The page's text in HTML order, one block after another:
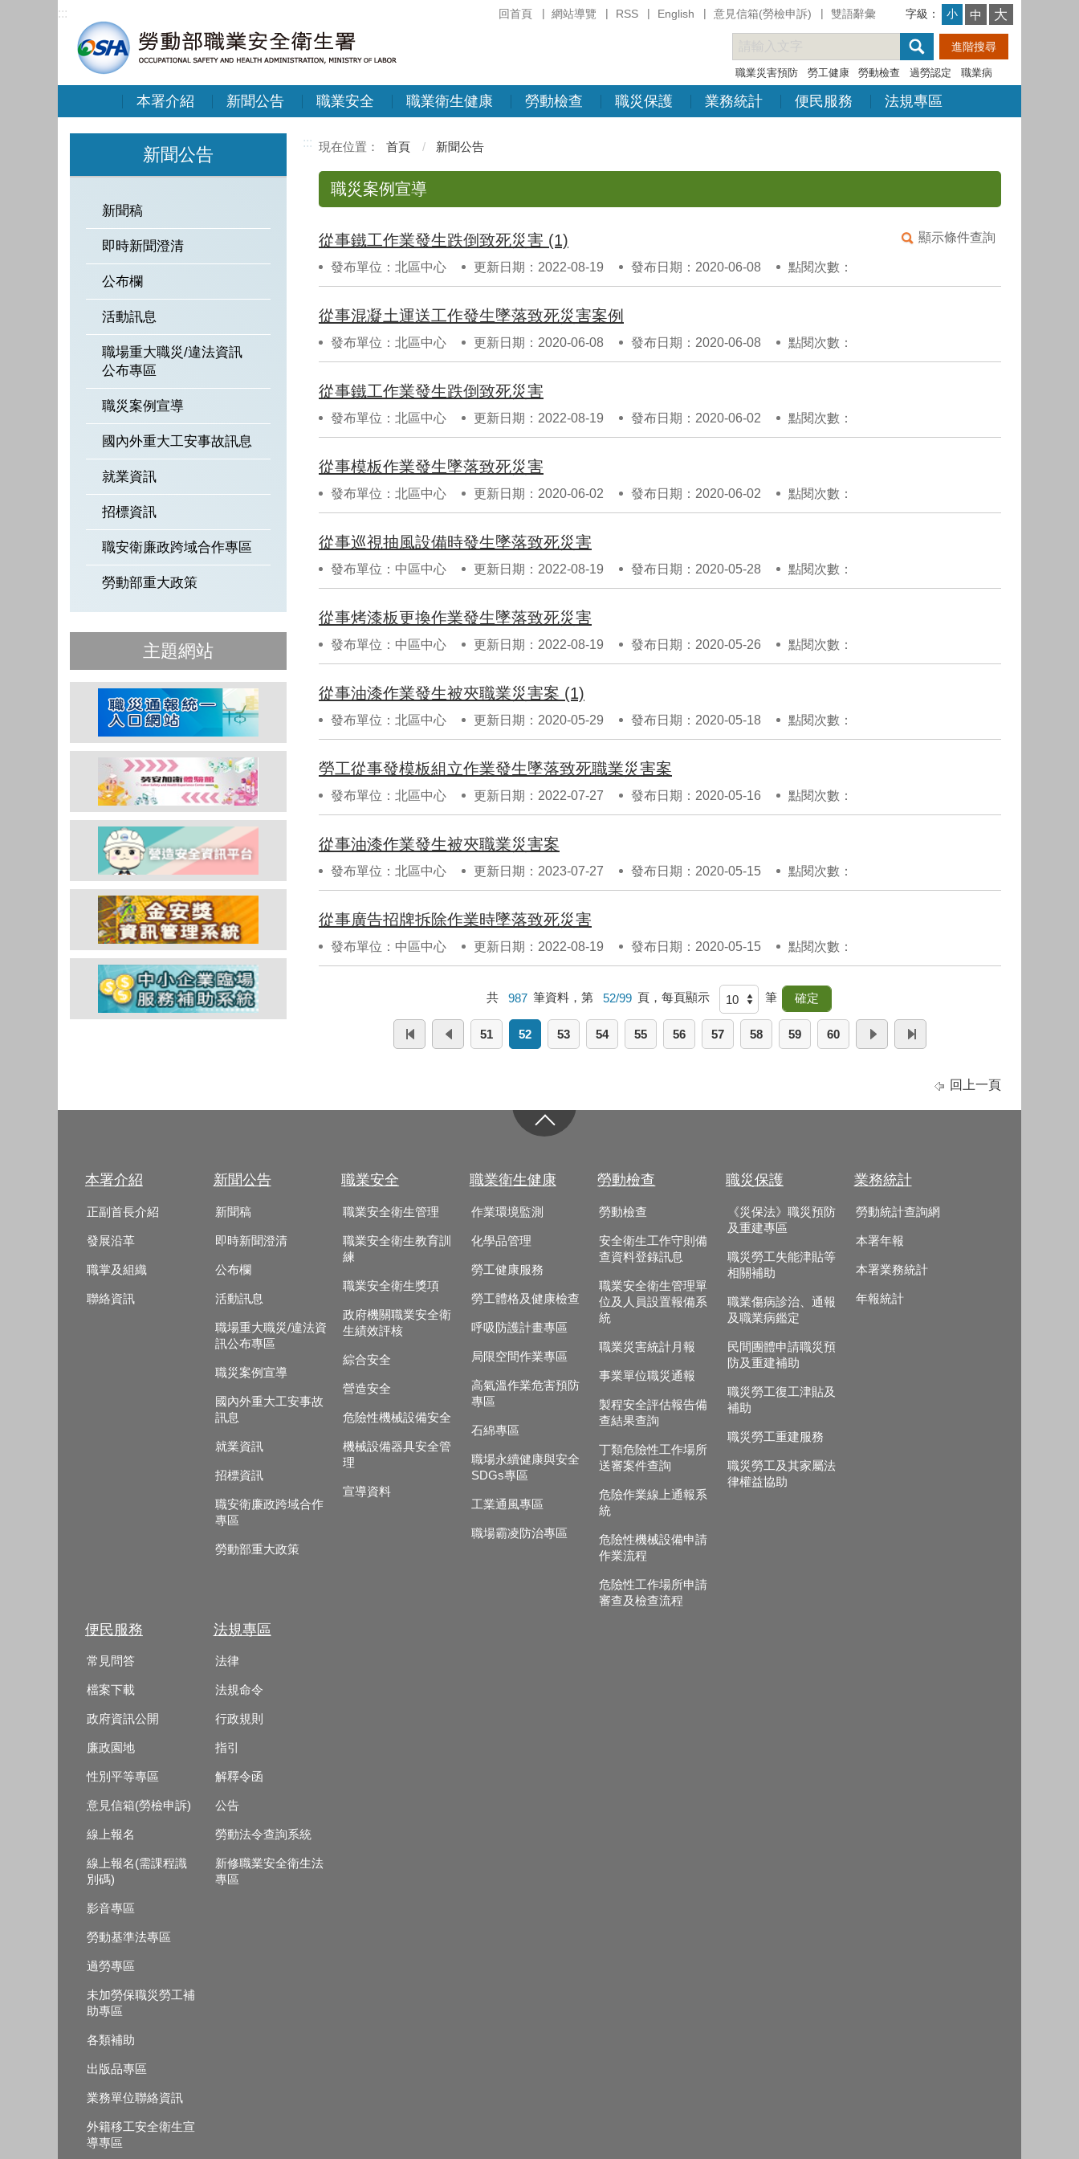
回首頁 網站導覽 RSS English 意見信箱(勞檢申訴) 雙語辭彙
::: 字級： 小 中 大
職業災害預防 勞工健康 勞動檢查 過勞認定 職業病
本署介紹 新聞公告 職業安全 職業衛生健康 勞動檢查 職災保護 業務統計 便民服務 法規專區
新聞公告
新聞稿
即時新聞澄清
公布欄
活動訊息
職場重大職災/違法資訊
公布專區
職災案例宣導
國內外重大工安事故訊息
就業資訊
招標資訊
職安衛廉政跨域合作專區
勞動部重大政策
主題網站
::: 首頁 新聞公告
職災案例宣導
顯示條件查詢
從事鐵工作業發生跌倒致死災害 (1)
發布單位：北區中心 更新日期：2022-08-19 發布日期：2020-06-08 點閱次數：
從事混凝土運送工作發生墜落致死災害案例
發布單位：北區中心 更新日期：2020-06-08 發布日期：2020-06-08 點閱次數：
從事鐵工作業發生跌倒致死災害
發布單位：北區中心 更新日期：2022-08-19 發布日期：2020-06-02 點閱次數：
從事模板作業發生墜落致死災害
發布單位：北區中心 更新日期：2020-06-02 發布日期：2020-06-02 點閱次數：
從事巡視抽風設備時發生墜落致死災害
發布單位：中區中心 更新日期：2022-08-19 發布日期：2020-05-28 點閱次數：
從事烤漆板更換作業發生墜落致死災害
發布單位：中區中心 更新日期：2022-08-19 發布日期：2020-05-26 點閱次數：
從事油漆作業發生被夾職業災害案 (1)
發布單位：北區中心 更新日期：2020-05-29 發布日期：2020-05-18 點閱次數：
勞工從事發模板組立作業發生墜落致死職業災害案
發布單位：北區中心 更新日期：2022-07-27 發布日期：2020-05-16 點閱次數：
從事油漆作業發生被夾職業災害案
發布單位：北區中心 更新日期：2023-07-27 發布日期：2020-05-15 點閱次數：
從事廣告招牌拆除作業時墜落致死災害
發布單位：中區中心 更新日期：2022-08-19 發布日期：2020-05-15 點閱次數：
共 987 筆資料，第 52/99 頁，每頁顯示 筆
51 52 53 54 55 56 57 58 59 60
回上一頁
本署介紹
正副首長介紹
發展沿革
職掌及組織
聯絡資訊
新聞公告
新聞稿
即時新聞澄清
公布欄
活動訊息
職場重大職災/違法資
訊公布專區
職災案例宣導
國內外重大工安事故
訊息
就業資訊
招標資訊
職安衛廉政跨域合作
專區
勞動部重大政策
職業安全
職業安全衛生管理
職業安全衛生教育訓
練
職業安全衛生獎項
政府機關職業安全衛
生績效評核
綜合安全
營造安全
危險性機械設備安全
機械設備器具安全管
理
宣導資料
職業衛生健康
作業環境監測
化學品管理
勞工健康服務
勞工體格及健康檢查
呼吸防護計畫專區
局限空間作業專區
高氣溫作業危害預防
專區
石綿專區
職場永續健康與安全
SDGs專區
工業通風專區
職場霸凌防治專區
勞動檢查
勞動檢查
安全衛生工作守則備
查資料登錄訊息
職業安全衛生管理單
位及人員設置報備系
統
職業災害統計月報
事業單位職災通報
製程安全評估報告備
查結果查詢
丁類危險性工作場所
送審案件查詢
危險作業線上通報系
統
危險性機械設備申請
作業流程
危險性工作場所申請
審查及檢查流程
職災保護
《災保法》職災預防
及重建專區
職災勞工失能津貼等
相關補助
職業傷病診治、通報
及職業病鑑定
民間團體申請職災預
防及重建補助
職災勞工復工津貼及
補助
職災勞工重建服務
職災勞工及其家屬法
律權益協助
業務統計
勞動統計查詢網
本署年報
本署業務統計
年報統計
便民服務
常見問答
檔案下載
政府資訊公開
廉政園地
性別平等專區
意見信箱(勞檢申訴)
線上報名
線上報名(需課程識
別碼)
影音專區
勞動基準法專區
過勞專區
未加勞保職災勞工補
助專區
各類補助
出版品專區
業務單位聯絡資訊
外籍移工安全衛生宣
導專區
法規專區
法律
法規命令
行政規則
指引
解釋令函
公告
勞動法令查詢系統
新修職業安全衛生法
專區